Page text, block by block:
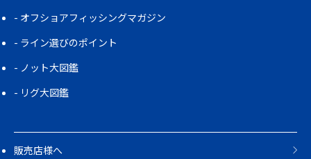
オフショアフィッシングマガジン
ライン選びのポイント
ノット大図鑑
リグ大図鑑
販売店様へ